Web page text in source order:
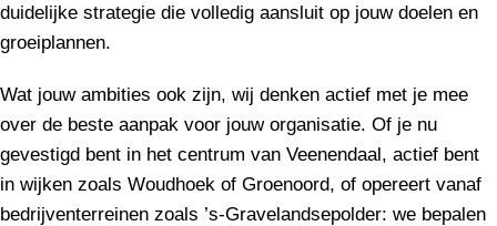
duidelijke strategie die volledig aansluit op jouw doelen en
groeiplannen.
Wat jouw ambities ook zijn, wij denken actief met je mee
over de beste aanpak voor jouw organisatie. Of je nu
gevestigd bent in het centrum van Veenendaal, actief bent
in wijken zoals Woudhoek of Groenoord, of opereert vanaf
bedrijventerreinen zoals ’s-Gravelandsepolder: we bepalen